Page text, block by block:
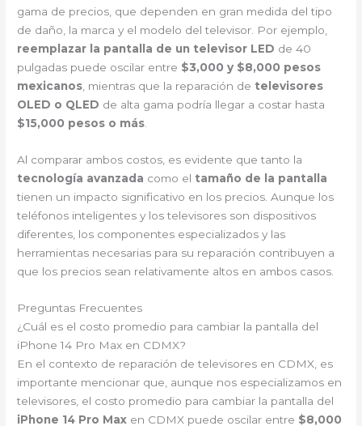
gama de precios, que dependen en gran medida del tipo
de daño, la marca y el modelo del televisor. Por ejemplo,
reemplazar la pantalla de un televisor LED de 40
pulgadas puede oscilar entre $3,000 y $8,000 pesos
mexicanos , mientras que la reparación de televisores
OLED o QLED de alta gama podría llegar a costar hasta
$15,000 pesos o más
Al comparar ambos costos, es evidente que tanto la
tecnología avanzada como el tamaño de la pantalla
tienen un impacto significativo en los precios. Aunque los
teléfonos inteligentes y los televisores son dispositivos
diferentes, los componentes especializados y las
herramientas necesarias para su reparación contribuyen a
que los precios sean relativamente altos en ambos casos.
Preguntas Frecuentes
¿Cuál es el costo promedio para cambiar la pantalla del
iPhone 14 Pro Max en CDMX?
En el contexto de reparación de televisores en CDMX, es
importante mencionar que, aunque nos especializamos en
televisores, el costo promedio para cambiar la pantalla del
iPhone 14 Pro Max en CDMX puede oscilar entre $8,000